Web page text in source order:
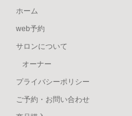
ホーム
web予約
サロンについて
オーナー
プライバシーポリシー
ご予約・お問い合わせ